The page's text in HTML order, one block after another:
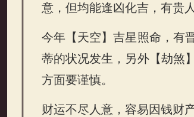
意，但均能逢凶化吉，有贵
今年【天空】吉星照命，有
蒂的状况发生，另外【劫煞
方面要谨慎。
财运不尽人意，容易因钱财